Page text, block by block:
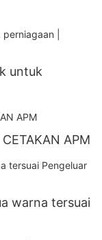
untuk
APM
warna tersuai